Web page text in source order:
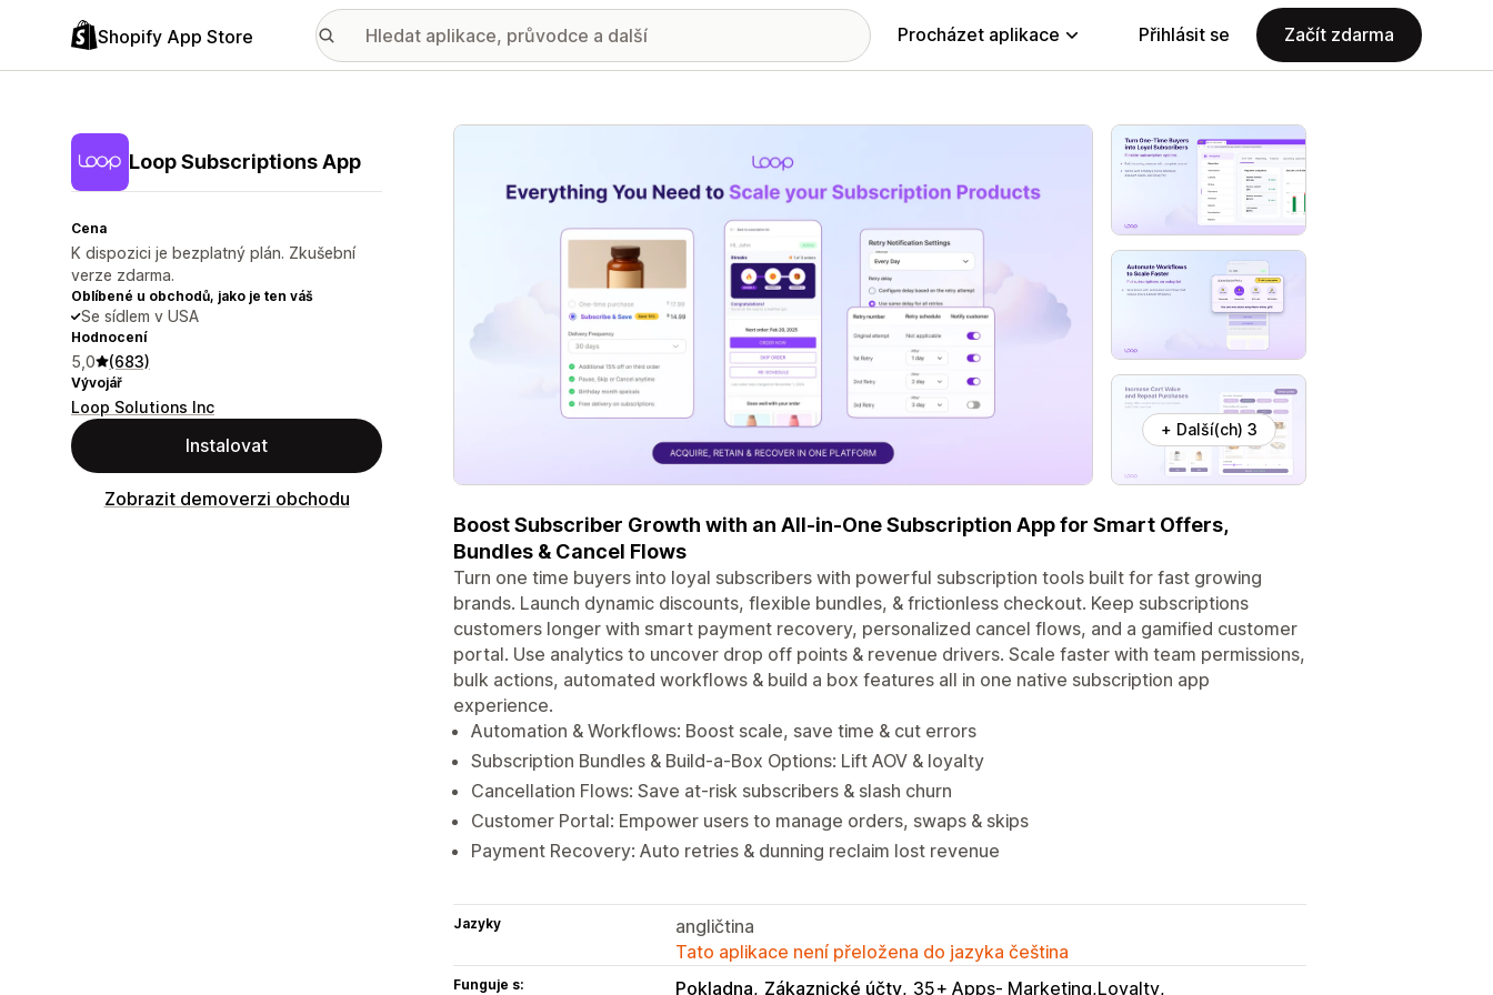
Shopify App Store Procházet aplikace Přihlásit se Začít zdarma
Loop Subscriptions App
Cena
K dispozici je bezplatný plán. Zkušební
verze zdarma.
Oblíbené u obchodů, jako je ten váš
Se sídlem v USA
Hodnocení
5,0 (683)
Vývojář
Loop Solutions Inc
Instalovat
Zobrazit demoverzi obchodu
Galerie propagovaných obrázků
+ Další(ch) 3
Boost Subscriber Growth with an All-in-One Subscription App for Smart Offers,
Bundles & Cancel Flows
Turn one time buyers into loyal subscribers with powerful subscription tools built for fast growing
brands. Launch dynamic discounts, flexible bundles, & frictionless checkout. Keep subscriptions
customers longer with smart payment recovery, personalized cancel flows, and a gamified customer
portal. Use analytics to uncover drop off points & revenue drivers. Scale faster with team permissions,
bulk actions, automated workflows & build a box features all in one native subscription app
experience.
Automation & Workflows: Boost scale, save time & cut errors
Subscription Bundles & Build-a-Box Options: Lift AOV & loyalty
Cancellation Flows: Save at-risk subscribers & slash churn
Customer Portal: Empower users to manage orders, swaps & skips
Payment Recovery: Auto retries & dunning reclaim lost revenue
Jazyky
angličtina
Tato aplikace není přeložena do jazyka čeština
Funguje s: Pokladna Zákaznické účty 35+ Apps- Marketing,Loyalty